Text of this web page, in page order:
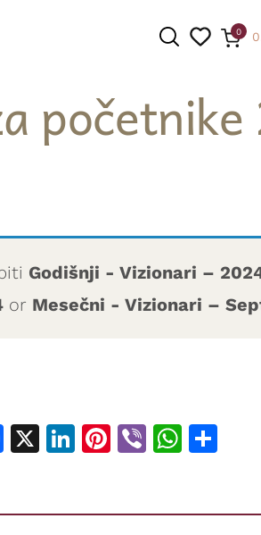
0
Godišnji - Vizionari –
or Mesečni - Vizionari –
Facebook
X LinkedIn
Pinterest
Viber